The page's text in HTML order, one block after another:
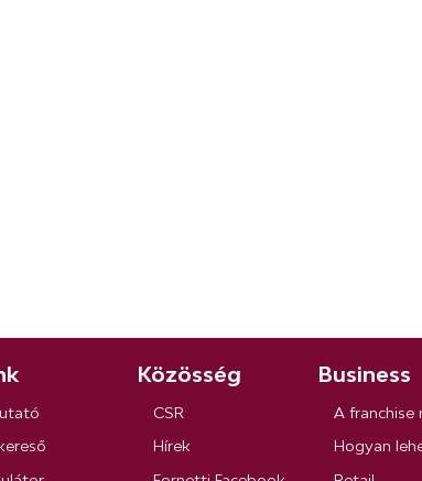
Közösség
CSR
Hírek
Business
A franchise
Hogyan